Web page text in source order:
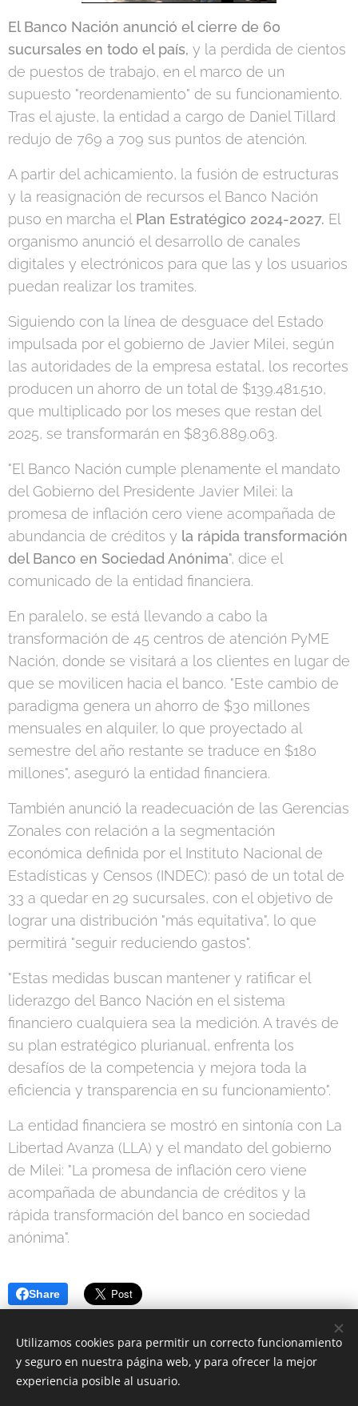
El Banco Nación anunció el cierre de 60
sucursales en todo el país, y la perdida de cientos
de puestos de trabajo, en el marco de un
supuesto "reordenamiento" de su funcionamiento.
Tras el ajuste, la entidad a cargo de Daniel Tillard
redujo de 769 a 709 sus puntos de atención.
A partir del achicamiento, la fusión de estructuras
y la reasignación de recursos el Banco Nación
puso en marcha el Plan Estratégico 2024-2027. El
organismo anunció el desarrollo de canales
digitales y electrónicos para que las y los usuarios
puedan realizar los tramites.
Siguiendo con la línea de desguace del Estado
impulsada por el gobierno de Javier Milei, según
las autoridades de la empresa estatal, los recortes
producen un ahorro de un total de $139.481.510,
que multiplicado por los meses que restan del
2025, se transformarán en $836.889.063.
"El Banco Nación cumple plenamente el mandato
del Gobierno del Presidente Javier Milei: la
promesa de inflación cero viene acompañada de
abundancia de créditos y la rápida transformación
del Banco en Sociedad Anónima", dice el
comunicado de la entidad financiera.
En paralelo, se está llevando a cabo la
transformación de 45 centros de atención PyME
Nación, donde se visitará a los clientes en lugar de
que se movilicen hacia el banco. "Este cambio de
paradigma genera un ahorro de $30 millones
mensuales en alquiler, lo que proyectado al
semestre del año restante se traduce en $180
millones", aseguró la entidad financiera.
También anunció la readecuación de las Gerencias
Zonales con relación a la segmentación
económica definida por el Instituto Nacional de
Estadísticas y Censos (INDEC): pasó de un total de
33 a quedar en 29 sucursales, con el objetivo de
lograr una distribución "más equitativa", lo que
permitirá "seguir reduciendo gastos".
"Estas medidas buscan mantener y ratificar el
liderazgo del Banco Nación en el sistema
financiero cualquiera sea la medición. A través de
su plan estratégico plurianual, enfrenta los
desafíos de la competencia y mejora toda la
eficiencia y transparencia en su funcionamiento".
La entidad financiera se mostró en sintonía con La
Libertad Avanza (LLA) y el mandato del gobierno
de Milei: "La promesa de inflación cero viene
acompañada de abundancia de créditos y la
rápida transformación del banco en sociedad
anónima".
Share
Utilizamos cookies para permitir un correcto funcionamiento
y seguro en nuestra página web, y para ofrecer la mejor
experiencia posible al usuario.